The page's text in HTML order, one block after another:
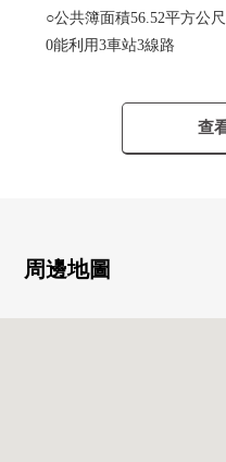
○公共簿面積56.52平方公
0能利用3車站3線路
○ 在建築包含條件待售土
○ 能在喜歡的House廠商以
○東武伊勢崎、大師線"五
查
周邊地圖